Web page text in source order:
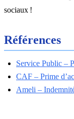
sociaux !
Références
Service Public –
CAF – Prime
Ameli –